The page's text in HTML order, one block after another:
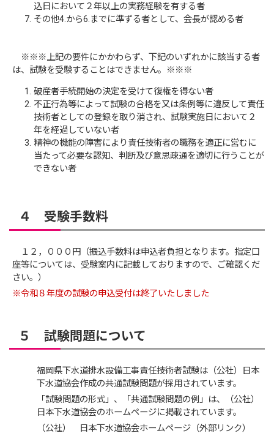
込日において２年以上の実務経験を有する者
その他4.から6.までに準ずる者として、会長が認める者
※※※上記の要件にかかわらず、下記のいずれかに該当する者
は、試験を受験することはできません。※※※
破産者手続開始の決定を受けて復権を得ない者
不正行為等によって試験の合格を又は条例等に違反して責任
技術者としての登録を取り消され、試験実施日において２
年を経過していない者
精神の機能の障害により責任技術者の職務を適正に営むに
当たって必要な認知、判断及び意思疎通を適切に行うことが
できない者
４ 受験手数料
１２，０００円（振込手数料は申込者負担となります。指定口
座等については、受験案内に記載しておりますので、ご確認くだ
さい。）
※令和８年度の試験の申込受付は終了いたしました
５ 試験問題について
福岡県下水道排水設備工事責任技術者試験は（公社）日本
下水道協会作成の共通試験問題が採用されています。
「試験問題の形式」、「共通試験問題の例」は、（公社）
日本下水道協会のホームページに掲載されています。
（公社） 日本下水道協会ホームページ（外部リンク）